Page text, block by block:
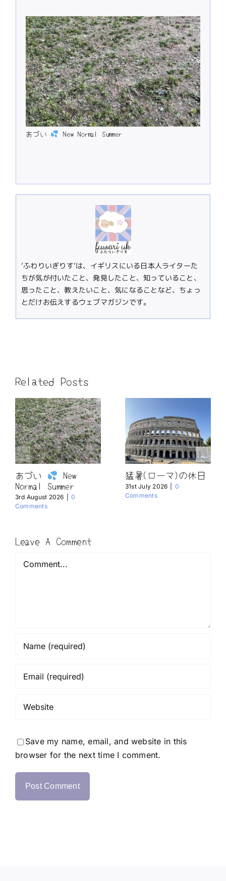
あづい New Normal Summer
‘ふわりいぎりす’は、イギリスにいる日本人ライターた
ちが気が付いたこと、発見したこと、知っていること、
思ったこと、教えたいこと、気になることなど、ちょっ
とだけお伝えするウェブマガジンです。
Related Posts
あづい
New
Normal Summer
3rd August 2026
0
Comments
猛暑(ローマ)の休日
31st July 2026
0
Comments
Leave A Comment
Save my name, email, and website in this
browser for the next time I comment.